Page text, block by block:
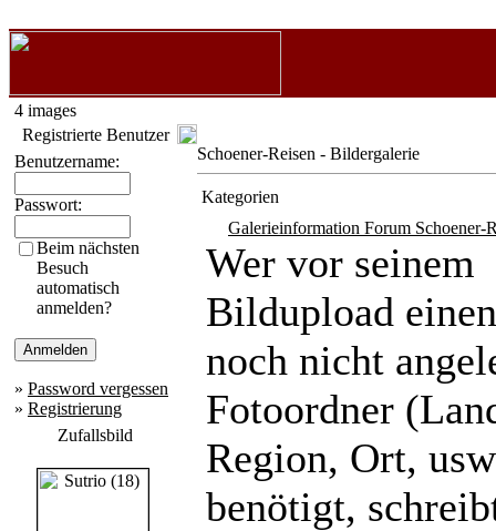
4 images
Registrierte Benutzer
Benutzername:
Passwort:
Beim nächsten
Besuch
automatisch
anmelden?
» Password vergessen
» Registrierung
Zufallsbild
Schoener-Reisen - Bildergalerie
Kategorien
Galerieinformation Forum Schoener-
Wer vor seinem
Bildupload
noch nicht
Fotoordner
Region, Ort,
benötigt,